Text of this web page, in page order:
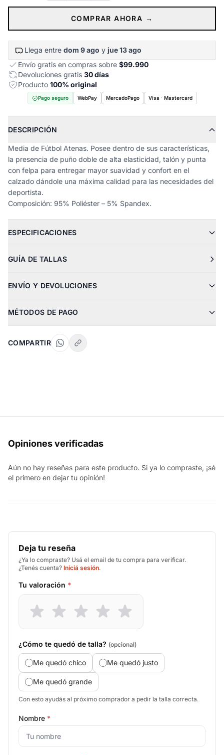
COMPRAR AHORA →
Llega entre dom 9 ago y jue 13 ago
Envío gratis en compras sobre $99.990
Devoluciones gratis 30 días
Producto 100% original
Pago seguro WebPay MercadoPago Visa · Mastercard
DESCRIPCIÓN
Media de Fútbol Atenas. Posee dentro de sus características,
la presencia de puño doble de alta elasticidad, talón y punta
con felpa para entregar mayor suavidad y confort en el
calzado dándole una máxima calidad para las necesidades del
deportista.
Composición: 95% Poliéster – 5% Spandex.
ESPECIFICACIONES
GUÍA DE TALLAS
ENVÍO Y DEVOLUCIONES
MÉTODOS DE PAGO
COMPARTIR
Opiniones verificadas
Aún no hay reseñas para este producto. Si ya lo compraste, ¡sé
el primero en dejar tu opinión!
Deja tu reseña
¿Ya lo compraste? Usá el email de tu compra para verificar.
¿Tenés cuenta? Iniciá sesión.
Tu valoración *
¿Cómo te quedó de talla? (opcional)
Me quedó chico Me quedó justo
Me quedó grande
Con esto ayudás al próximo comprador a pedir la talla correcta.
Nombre *